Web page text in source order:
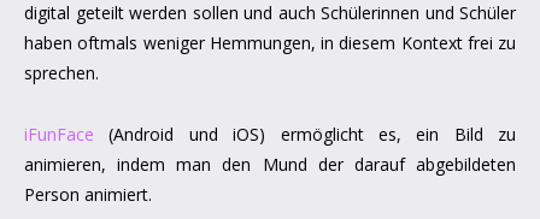
digital geteilt werden sollen und auch Schülerinnen und Schüler
haben oftmals weniger Hemmungen, in diesem Kontext frei zu
sprechen.
iFunFace (Android und iOS) ermöglicht es, ein Bild zu
animieren, indem man den Mund der darauf abgebildeten
Person animiert.